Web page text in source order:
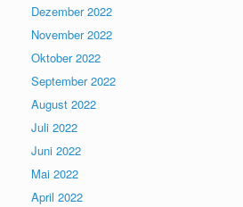
Dezember 2022
November 2022
Oktober 2022
September 2022
August 2022
Juli 2022
Juni 2022
Mai 2022
April 2022